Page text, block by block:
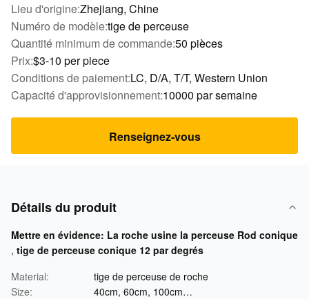
Lieu d'origine:Zhejiang, Chine
Numéro de modèle:tige de perceuse
Quantité minimum de commande:50 pièces
Prix:$3-10 per piece
Conditions de paiement:LC, D/A, T/T, Western Union
Capacité d'approvisionnement:10000 par semaine
Renseignez-vous
Détails du produit
Mettre en évidence: La roche usine la perceuse Rod conique
, tige de perceuse conique 12 par degrés
Material:
tige de perceuse de roche
Size:
40cm, 60cm, 100cm…